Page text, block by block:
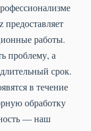
работы.
проблему, а
срок.
в течение
обработку
— наш